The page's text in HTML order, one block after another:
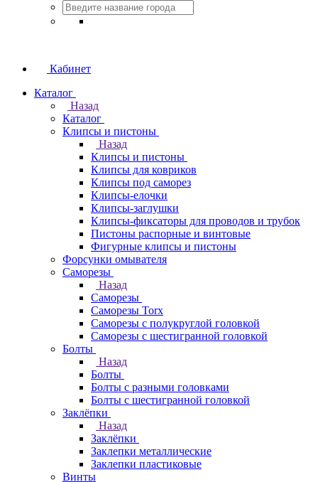
Кабинет
Каталог
Назад
Каталог
Клипсы и пистоны
Назад
Клипсы и пистоны
Клипсы для ковриков
Клипсы под саморез
Клипсы-елочки
Клипсы-заглушки
Клипсы-фиксаторы для проводов и трубок
Пистоны распорные и винтовые
Фигурные клипсы и пистоны
Форсунки омывателя
Саморезы
Назад
Саморезы
Саморезы Torx
Саморезы с полукруглой головкой
Саморезы с шестигранной головкой
Болты
Назад
Болты
Болты с разными головками
Болты с шестигранной головкой
Заклёпки
Назад
Заклёпки
Заклепки металлические
Заклепки пластиковые
Винты